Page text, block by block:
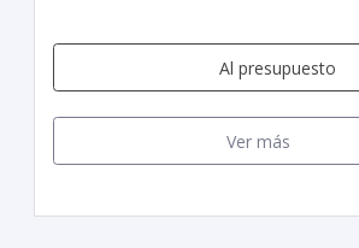
Al presupuesto
Ver más